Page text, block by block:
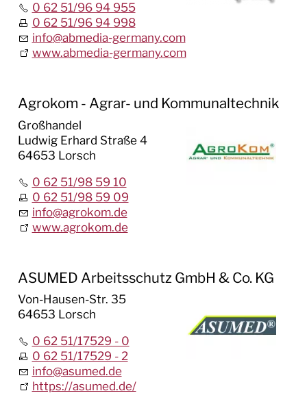
KULTUR
TOURISMUS
0 62 51/96 94 955
0 62 51/96 94 998
info@abmedia-germany.com
www.abmedia-germany.com
Agrokom - Agrar- und Kommunaltechnik
Großhandel
Ludwig Erhard Straße 4
64653 Lorsch
0 62 51/98 59 10
0 62 51/98 59 09
info@agrokom.de
www.agrokom.de
ASUMED Arbeitsschutz GmbH & Co. KG
Von-Hausen-Str. 35
64653 Lorsch
0 62 51/17529 - 0
0 62 51/17529 - 2
info@asumed.de
https://asumed.de/